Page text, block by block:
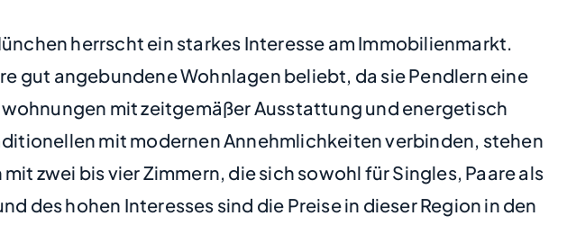
herrscht ein starkes Interesse am Immobilienmarkt.
gut angebundene Wohnlagen beliebt, da sie Pendlern eine
mit zeitgemäßer Ausstattung und energetisch
mit modernen Annehmlichkeiten verbinden, stehen
zwei bis vier Zimmern, die sich sowohl für Singles, Paare als
des hohen Interesses sind die Preise in dieser Region in den